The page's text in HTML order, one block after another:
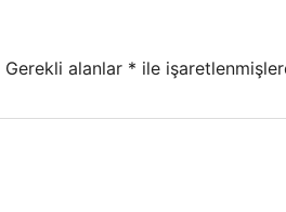
Gerekli alanlar * ile